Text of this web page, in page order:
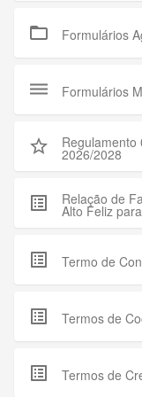
folder_open Formulários
dehaze Formulários
star_outline Regulamento
2026/2028
list_alt Relação de
Alto Feliz
list_alt Termo de
list_alt Termos de
list_alt Termos de